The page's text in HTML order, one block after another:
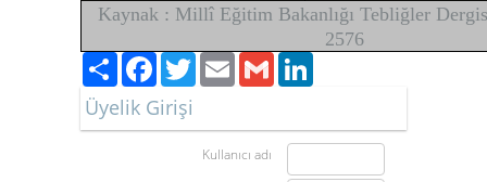
Kaynak : Millî Eğitim Bakanlığı Tebliğler
2576
PaylaşFacebook
TwitterEmailGmailLinkedIn
Üyelik Girişi
Kullanıcı adı